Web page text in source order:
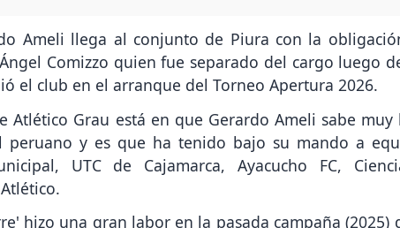
Ameli llega al conjunto de Piura con la
Comizzo quien fue separado del cargo luego
el club en el arranque del Torneo Apertura 2026.
Atlético Grau está en que Gerardo Ameli sabe muy
y es que ha tenido bajo su mando a
UTC de Cajamarca, Ayacucho FC,
hizo una gran labor en la pasada campaña (2025)